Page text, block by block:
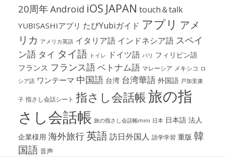
20周年Android iOS JAPAN touch＆talk
YUBISASHIアプリ たびYubiガイド アプリ アメ
リカ アメリカ英語 イタリア語 インドネシア語 スペイ
ン語 タイ タイ語 トイレ ドイツ語 パリ フィリピン語
フランス フランス語ベトナム語 マレーシア メキシコ ロ
シア語 ワンテーマ 中国語 台湾 台湾華語 外国語 戸加里康
子 指さし会話シート 指さし会話帳旅の指
さし会話帳 旅の指さし会話帳mini 日本 日本語 法人
企業様用 海外旅行英語訪日外国人 語学学習 重版 韓
国語 音声